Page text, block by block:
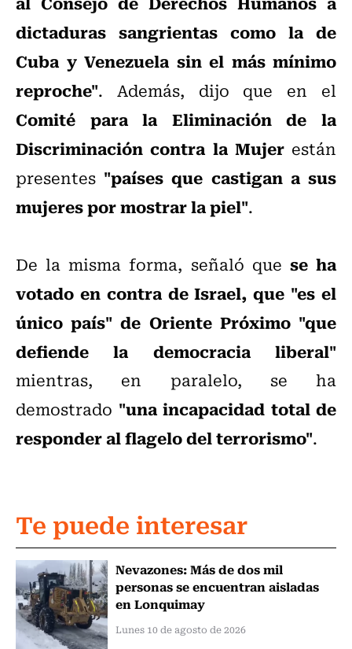
dictaduras sangrientas como la de
Cuba y Venezuela sin el más mínimo
reproche". Además, dijo que en el
Comité para la Eliminación de la
Discriminación contra la Mujerestán
presentes "países que castigan a sus
mujeres por mostrar la piel".
De la misma forma, señaló que se ha
votado en contra de Israel, que "es el
único país" de Oriente Próximo "que
defiende la democracia liberal"
mientras, en paralelo, se ha
demostrado "una incapacidad total de
responder al flagelo del terrorismo".
Te puede interesar
Nevazones: Más de dos mil
personas se encuentran aisladas
en Lonquimay
Lunes 10 de agosto de 2026